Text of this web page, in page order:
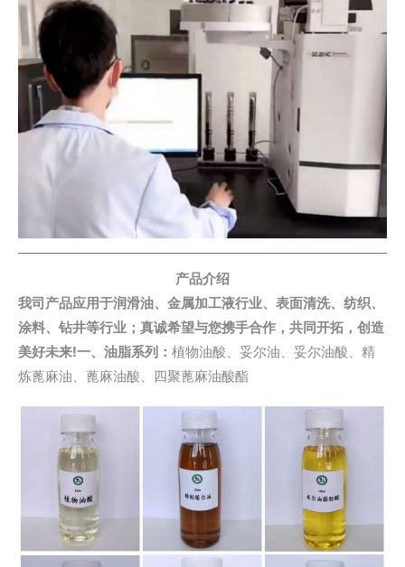
产品介绍
我司产品应用于润滑油、金属加工液行业、表面清洗、纺织、
涂料、钻井等行业；真诚希望与您携手合作，共同开拓，创造
美好未来!一、油脂系列： 植物油酸、 妥尔油、妥尔油酸、精
炼蓖麻油、蓖麻油酸、四聚蓖麻油酸酯